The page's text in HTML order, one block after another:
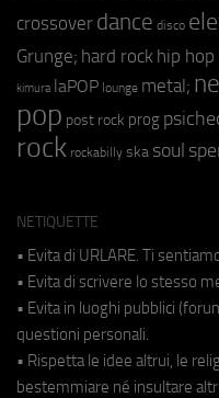
crossover dance disco
Grunge; hard rock hip hop
kimura laPOP lounge metal;
pop post rock prog
rock rockabilly ska soul
NETIQUETTE
• Evita di URLARE. Ti
• Evita di scrivere lo stesso
• Evita in luoghi pubblici
questioni personali.
• Rispetta le idee altrui, le
bestemmiare né insultare